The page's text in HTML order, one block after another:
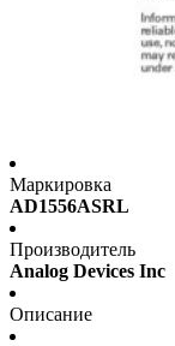
Маркировка
AD1556ASRL
Производитель
Analog Devices Inc
Описание